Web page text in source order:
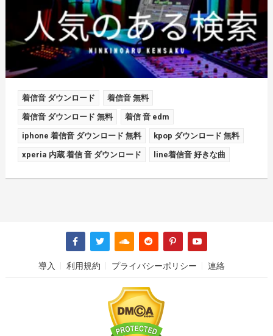
着信音 ダウンロード 着信音 無料
着信音 ダウンロード 無料 着信 音 edm
iphone 着信音 ダウンロード 無料 kpop ダウンロード 無料
xperia 内蔵 着信 音 ダウンロード line着信音 好きな曲
導入 利用規約 プライバシーポリシー 連絡